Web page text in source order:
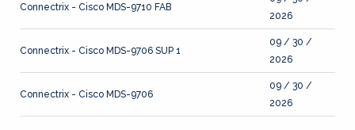
Connectrix - Cisco MDS-9710 FAB
2026
Connectrix - Cisco MDS-9706 SUP 1
09 / 30 /
2026
Connectrix - Cisco MDS-9706
09 / 30 /
2026